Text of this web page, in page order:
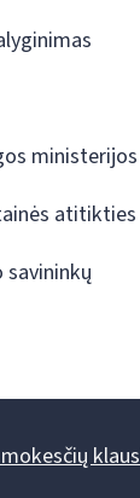
atitikties